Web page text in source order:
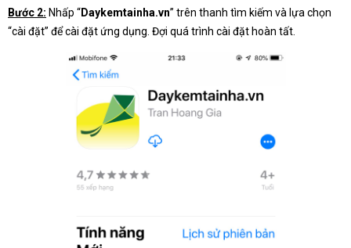
Bước 2: Nhấp “Daykemtainha.vn” trên thanh tìm kiếm và lựa chọn
“cài đặt” để cài đặt ứng dụng. Đợi quá trình cài đặt hoàn tất.